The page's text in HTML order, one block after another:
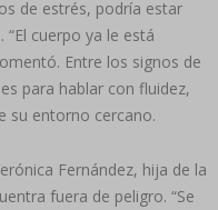
de estrés, podría estar
cuerpo ya le está
Entre los signos de
para hablar con fluidez,
su entorno cercano.
Fernández, hija de la
fuera de peligro. “Se